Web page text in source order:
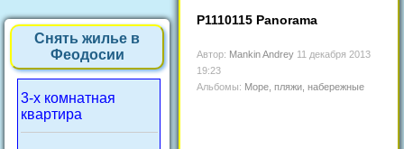
Снять жилье в
Феодосии
3-х комнатная
квартира
P1110115 Panorama
Автор: Mankin Andrey 11 декабря 2013
19:23
Альбомы: Море, пляжи, набережные